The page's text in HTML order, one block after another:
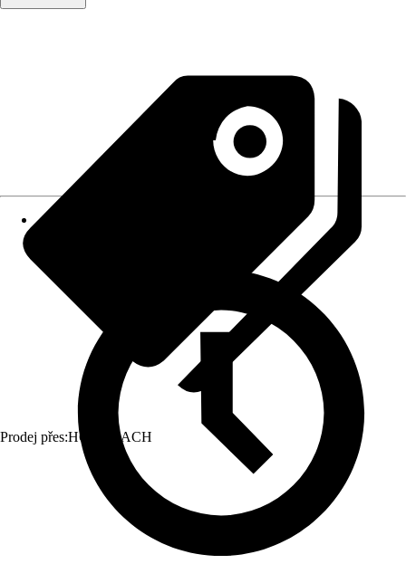
Prodej přes:HORNBACH